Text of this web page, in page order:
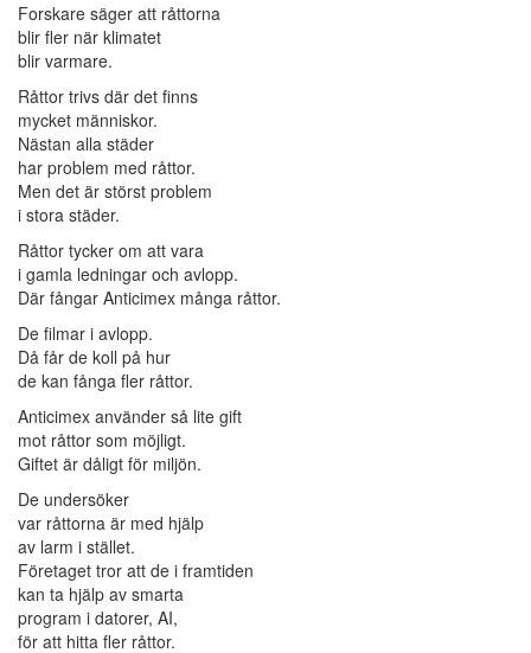
Forskare säger att råttorna
blir fler när klimatet
blir varmare.
Råttor trivs där det finns
mycket människor.
Nästan alla städer
har problem med råttor.
Men det är störst problem
i stora städer.
Råttor tycker om att vara
i gamla ledningar och avlopp.
Där fångar Anticimex många råttor.
De filmar i avlopp.
Då får de koll på hur
de kan fånga fler råttor.
Anticimex använder så lite gift
mot råttor som möjligt.
Giftet är dåligt för miljön.
De undersöker
var råttorna är med hjälp
av larm i stället.
Företaget tror att de i framtiden
kan ta hjälp av smarta
program i datorer, AI,
för att hitta fler råttor.